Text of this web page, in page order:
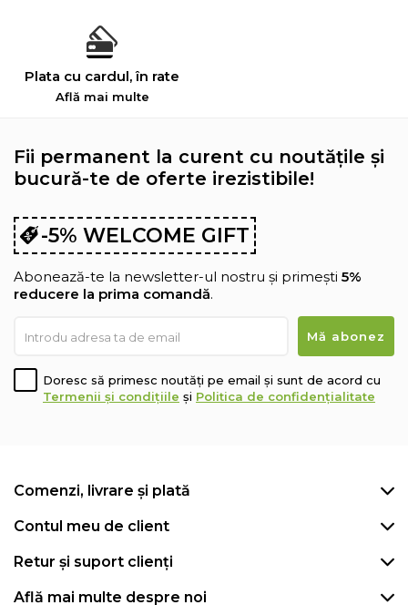
Plata cu cardul, în rate
Află mai multe
Fii permanent la curent cu noutățile și
bucură-te de oferte irezistibile!
-5% WELCOME GIFT
Abonează-te la newsletter-ul nostru și primești 5%
reducere la prima comandă.
Doresc să primesc noutăți pe email și sunt de acord cu
Termenii și condițiile și Politica de confidențialitate
Comenzi, livrare și plată
Contul meu de client
Retur și suport clienți
Află mai multe despre noi